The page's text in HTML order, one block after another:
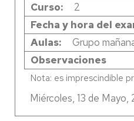
Curso
2
Fecha y hora del
Aulas
Grupo
Observaciones
Miércoles, 13 de Mayo,